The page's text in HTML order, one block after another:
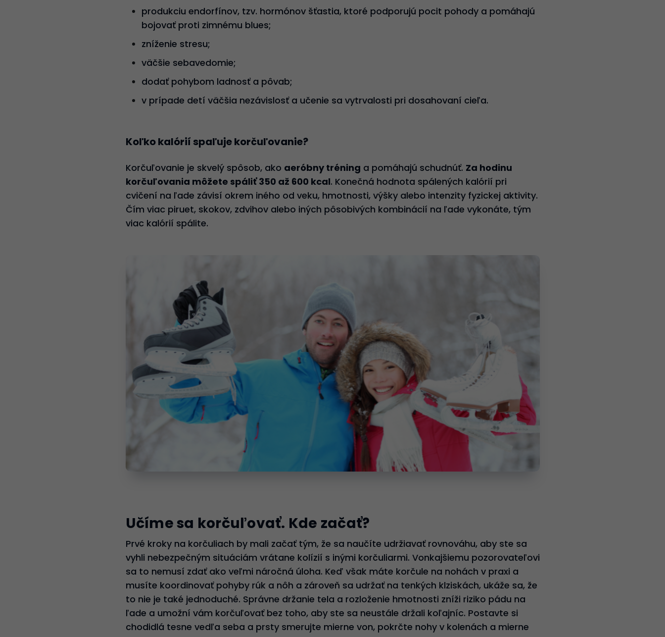
produkciu endorfínov, tzv. hormónov šťastia, ktoré podporujú pocit pohody a pomáhajú
bojovať proti zimnému blues;
zníženie stresu;
väčšie sebavedomie;
dodať pohybom ladnosť a pôvab;
v prípade detí väčšia nezávislosť a učenie sa vytrvalosti pri dosahovaní cieľa.
Koľko kalórií spaľuje korčuľovanie?
Korčuľovanie je skvelý spôsob, ako aeróbny tréning a pomáhajú schudnúť. Za hodinu
korčuľovania môžete spáliť 350 až 600 kcal. Konečná hodnota spálených kalórií pri
cvičení na ľade závisí okrem iného od veku, hmotnosti, výšky alebo intenzity fyzickej aktivity.
Čím viac piruet, skokov, zdvihov alebo iných pôsobivých kombinácií na ľade vykonáte, tým
viac kalórií spálite.
Učíme sa korčuľovať. Kde začať?
Prvé kroky na korčuliach by mali začať tým, že sa naučíte udržiavať rovnováhu, aby ste sa
vyhli nebezpečným situáciám vrátane kolízií s inými korčuliarmi. Vonkajšiemu pozorovateľovi
sa to nemusí zdať ako veľmi náročná úloha. Keď však máte korčule na nohách v praxi a
musíte koordinovať pohyby rúk a nôh a zároveň sa udržať na tenkých klziskách, ukáže sa, že
to nie je také jednoduché. Správne držanie tela a rozloženie hmotnosti zníži riziko pádu na
ľade a umožní vám korčuľovať bez toho, aby ste sa neustále držali koľajníc. Postavte si
chodidlá tesne vedľa seba a prsty smerujte mierne von, pokrčte nohy v kolenách a mierne